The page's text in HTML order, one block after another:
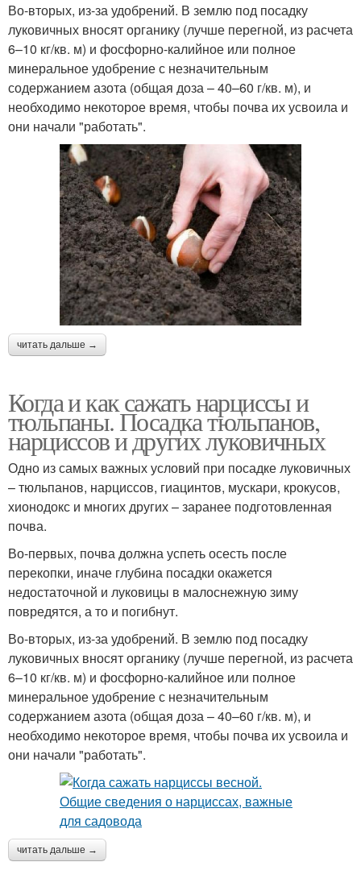
Во-вторых, из-за удобрений. В землю под посадку
луковичных вносят органику (лучше перегной, из расчета
6–10 кг/кв. м) и фосфорно-калийное или полное
минеральное удобрение с незначительным
содержанием азота (общая доза – 40–60 г/кв. м), и
необходимо некоторое время, чтобы почва их усвоила и
они начали "работать".
читать дальше →
Когда и как сажать нарциссы и
тюльпаны. Посадка тюльпанов,
нарциссов и других луковичных
Одно из самых важных условий при посадке луковичных
– тюльпанов, нарциссов, гиацинтов, мускари, крокусов,
хионодокс и многих других – заранее подготовленная
почва.
Во-первых, почва должна успеть осесть после
перекопки, иначе глубина посадки окажется
недостаточной и луковицы в малоснежную зиму
повредятся, а то и погибнут.
Во-вторых, из-за удобрений. В землю под посадку
луковичных вносят органику (лучше перегной, из расчета
6–10 кг/кв. м) и фосфорно-калийное или полное
минеральное удобрение с незначительным
содержанием азота (общая доза – 40–60 г/кв. м), и
необходимо некоторое время, чтобы почва их усвоила и
они начали "работать".
читать дальше →